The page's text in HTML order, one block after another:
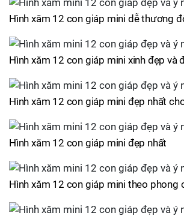
Hình xăm 12 con giáp mini dễ thương
Hình xăm 12 con giáp mini xinh đẹp và
Hình xăm 12 con giáp mini đẹp nhất
Hình xăm 12 con giáp mini đẹp nhất
Hình xăm 12 con giáp mini theo phong